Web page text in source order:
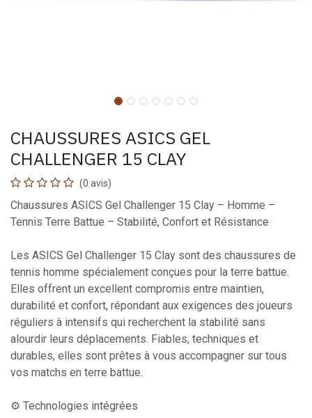
CHAUSSURES ASICS GEL
CHALLENGER 15 CLAY
(0 avis)
Chaussures ASICS Gel Challenger 15 Clay – Homme –
Tennis Terre Battue – Stabilité, Confort et Résistance
Les ASICS Gel Challenger 15 Clay sont des chaussures de
tennis homme spécialement conçues pour la terre battue.
Elles offrent un excellent compromis entre maintien,
durabilité et confort, répondant aux exigences des joueurs
réguliers à intensifs qui recherchent la stabilité sans
alourdir leurs déplacements. Fiables, techniques et
durables, elles sont prêtes à vous accompagner sur tous
vos matchs en terre battue.
⚙️ Technologies intégrées